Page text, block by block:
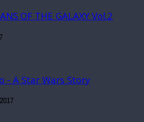
OF THE GALAXY Vol.2
- A Star Wars Story